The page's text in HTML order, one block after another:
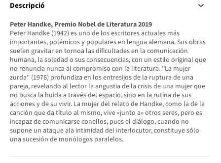
Descripció
Peter Handke, Premio Nobel de Literatura 2019
Peter Handke (1942) es uno de los escritores actuales más
importantes, polémicos y populares en lengua alemana. Sus obras
suelen gravitar en tornoa las dificultades en la comunicación
humana, la soledad o sus consecuencias, con un estilo original que
no renuncia nunca al compromiso con la literatura. ''La mujer
zurda'' (1976) profundiza en los entresijos de la ruptura de una
pareja, revelando al lector la angustia de la crisis de una mujer que
no busca la huida a través del espacio, sino en la rutina de sus
acciones y de su vivir. La mujer del relato de Handke, como la de la
canción que da título al mismo, vive «junto a» otros seres, pero es
incapaz de comunicarse conellos, pues el diálogo, cuando no
supone un ataque ala intimidad del interlocutor, constituye sólo
una sucesión de monólogos paralelos.